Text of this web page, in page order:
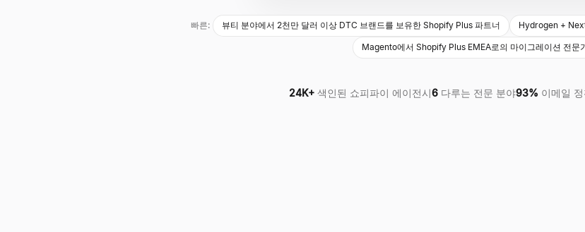
빠른: 뷰티 분야에서 2천만 달러 이상 DTC 브랜드를 보유한 Shopify Plus 파트너 Hydrogen +
Magento에서 Shopify Plus EMEA로의 마이그레이션 전문
24K+ 색인된 쇼피파이 에이전시6 다루는 전문 분야93% 이메일 정